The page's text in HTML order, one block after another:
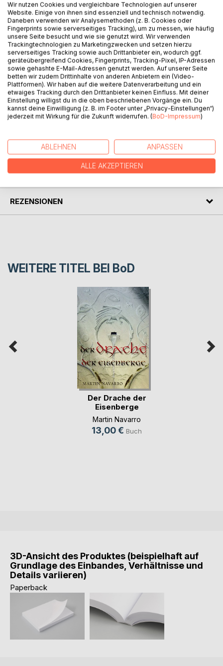
Dieses Buch beschäftigt sich mit den geistigen,
technischen, mechanischen und taktischen Prinzipien der
japanischen Kampfkunst Aikido und richtet sich an
praktizierende Aikidoka. Prinzipien zu identifizieren, sie zu
vermitteln und einzuüben, ist im Aikido sehr wichtig. Befolgt
man ein Prinzip konsequent, nützt es vielen Techniken.
Ignoriert man es konsequent, schadet es vielen Techniken.
Ein Prinzip so konsequent einzuüben, bis es in allen
Techniken wie von selbst aufscheint, ist ein
Arbeitsprogramm für mehrere Jahre. Es ist eine Arbeit, die
das persönliche Aikido grundlegend revolutionieren kann.
AUTOR/IN
PRESSESTIMMEN
REZENSIONEN
WEITERE TITEL BEI BoD
Der Drache der
Eisenberge
Martin Navarro
13,00 € Buch
3D-Ansicht des Produktes (beispielhaft auf
Grundlage des Einbandes, Verhältnisse und
Details variieren)
Paperback
Wir nutzen Cookies und vergleichbare Technologien auf unserer
Website. Einige von ihnen sind essenziell und technisch notwendig.
Daneben verwenden wir Analysemethoden (z. B. Cookies oder
Fingerprints sowie serverseitiges Tracking), um zu messen, wie häufig
unsere Seite besucht und wie sie genutzt wird. Wir verwenden
Trackingtechnologien zu Marketingzwecken und setzen hierzu
serverseitiges Tracking sowie auch Drittanbieter ein, wodurch ggf.
geräteübergreifend Cookies, Fingerprints, Tracking-Pixel, IP-Adressen
sowie gehashte E-Mail-Adressen genutzt werden. Auf unserer Seite
betten wir zudem Drittinhalte von anderen Anbietern ein (Video-
Plattformen). Wir haben auf die weitere Datenverarbeitung und ein
etwaiges Tracking durch den Drittanbieter keinen Einfluss. Mit deiner
Einstellung willigst du in die oben beschriebenen Vorgänge ein. Du
kannst deine Einwilligung (z. B. im Footer unter „Privacy-Einstellungen“)
jederzeit mit Wirkung für die Zukunft widerrufen. (BoD-Impressum)
ABLEHNEN ANPASSEN
ALLE AKZEPTIEREN